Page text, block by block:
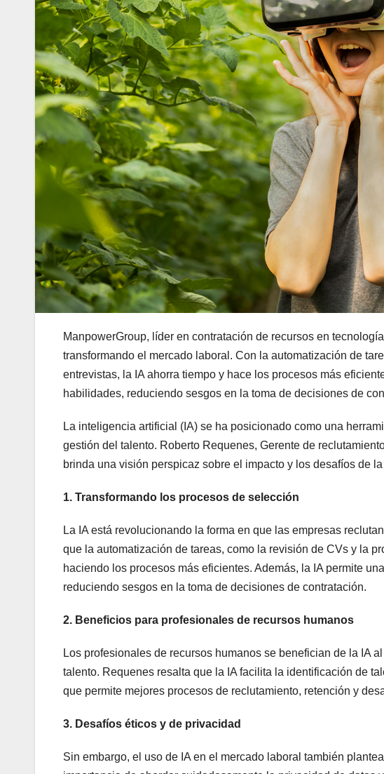
ManpowerGroup, líder en contratación de recursos en
transformando el mercado laboral. Con la automatización de
entrevistas, la IA ahorra tiempo y hace los procesos más
habilidades, reduciendo sesgos en la toma de decisiones de
La inteligencia artificial (IA) se ha posicionado como una
gestión del talento. Roberto Requenes, Gerente de
brinda una visión perspicaz sobre el impacto y los desafíos de
1. Transformando los procesos de selección
La IA está revolucionando la forma en que las empresas
que la automatización de tareas, como la revisión de CVs y la
haciendo los procesos más eficientes. Además, la IA permite
reduciendo sesgos en la toma de decisiones de contratación.
2. Beneficios para profesionales de recursos humanos
Los profesionales de recursos humanos se benefician de la IA
talento. Requenes resalta que la IA facilita la identificación de
que permite mejores procesos de reclutamiento, retención y
3. Desafíos éticos y de privacidad
Sin embargo, el uso de IA en el mercado laboral también